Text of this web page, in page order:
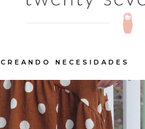
CREANDO NECESIDADES